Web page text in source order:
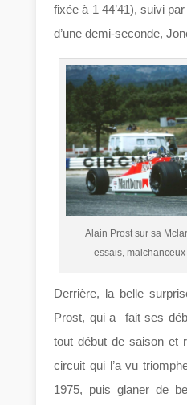
fixée à 1 44’41), suivi
d’une demi-seconde,
Alain Prost sur sa
essais, malchanceux
Derrière, la belle
Prost, qui a fait ses
tout début de saison et
circuit qui l’a vu
1975, puis glaner de